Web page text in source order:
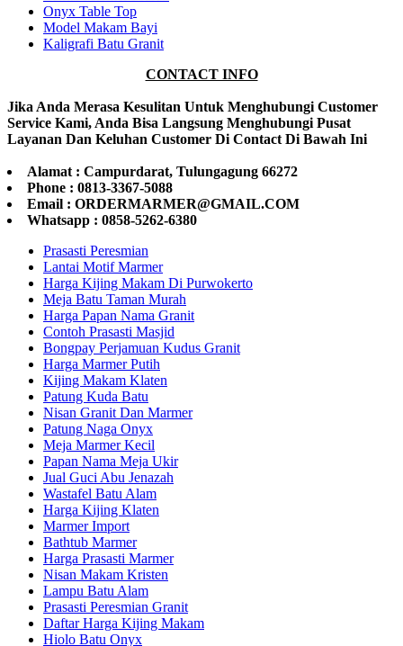
Onyx Table Top
Model Makam Bayi
Kaligrafi Batu Granit
CONTACT INFO
Jika Anda Merasa Kesulitan Untuk Menghubungi Customer
Service Kami, Anda Bisa Langsung Menghubungi Pusat
Layanan Dan Keluhan Customer Di Contact Di Bawah Ini
Alamat : Campurdarat, Tulungagung 66272
Phone : 0813-3367-5088
Email : ORDERMARMER@GMAIL.COM
Whatsapp : 0858-5262-6380
Prasasti Peresmian
Lantai Motif Marmer
Harga Kijing Makam Di Purwokerto
Meja Batu Taman Murah
Harga Papan Nama Granit
Contoh Prasasti Masjid
Bongpay Perjamuan Kudus Granit
Harga Marmer Putih
Kijing Makam Klaten
Patung Kuda Batu
Nisan Granit Dan Marmer
Patung Naga Onyx
Meja Marmer Kecil
Papan Nama Meja Ukir
Jual Guci Abu Jenazah
Wastafel Batu Alam
Harga Kijing Klaten
Marmer Import
Bathtub Marmer
Harga Prasasti Marmer
Nisan Makam Kristen
Lampu Batu Alam
Prasasti Peresmian Granit
Daftar Harga Kijing Makam
Hiolo Batu Onyx